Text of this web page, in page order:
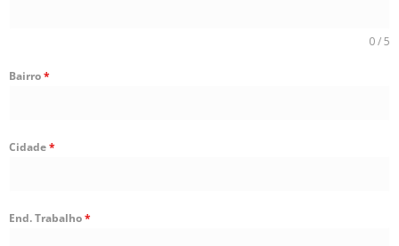
0 / 5
Bairro*
Cidade*
End. Trabalho*